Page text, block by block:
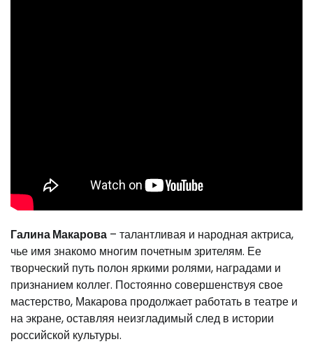
Галина Макарова – талантливая и народная актриса,
чье имя знакомо многим почетным зрителям. Ее
творческий путь полон яркими ролями, наградами и
признанием коллег. Постоянно совершенствуя свое
мастерство, Макарова продолжает работать в театре и
на экране, оставляя неизгладимый след в истории
российской культуры.